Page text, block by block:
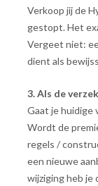
Verkoop jij de
gestopt. Het
Vergeet niet:
dient als
3. Als de
Gaat je huidige
Wordt de
regels /
een nieuwe
wijziging heb je